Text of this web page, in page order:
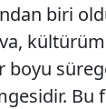
biri
boyu
Bu